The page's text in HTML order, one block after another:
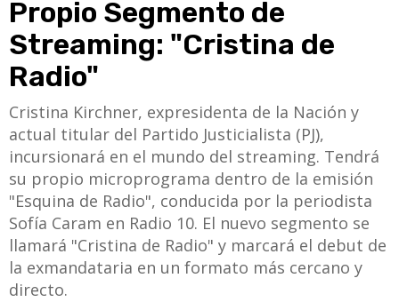
Propio Segmento de
Streaming: "Cristina de
Radio"
Cristina Kirchner, expresidenta de la Nación y
actual titular del Partido Justicialista (PJ),
incursionará en el mundo del streaming. Tendrá
su propio microprograma dentro de la emisión
"Esquina de Radio", conducida por la periodista
Sofía Caram en Radio 10. El nuevo segmento se
llamará "Cristina de Radio" y marcará el debut de
la exmandataria en un formato más cercano y
directo.